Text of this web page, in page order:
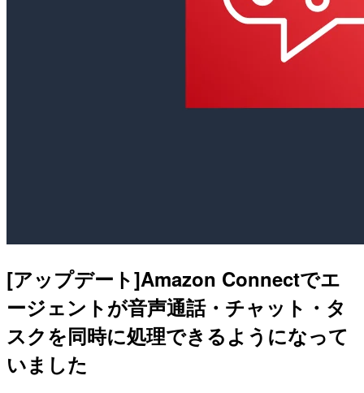
[アップデート]Amazon Connectでエ
ージェントが音声通話・チャット・タ
スクを同時に処理できるようになって
いました